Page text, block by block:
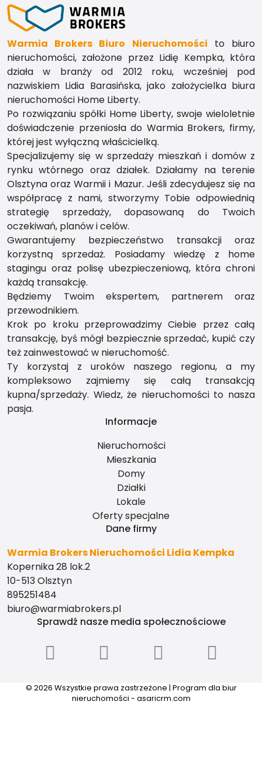
Warmia Brokers Biuro Nieruchomości to biuro
nieruchomości, założone przez Lidię Kempka, która
działa w branży od 2012 roku, wcześniej pod
nazwiskiem Lidia Barasińska, jako założycielka biura
nieruchomości Home Liberty.
Po rozwiązaniu spółki Home Liberty, swoje wieloletnie
doświadczenie przeniosła do Warmia Brokers, firmy,
której jest wyłączną właścicielką.
Specjalizujemy się w sprzedaży mieszkań i domów z
rynku wtórnego oraz działek. Działamy na terenie
Olsztyna oraz Warmii i Mazur. Jeśli zdecydujesz się na
współpracę z nami, stworzymy Tobie odpowiednią
strategię sprzedaży, dopasowaną do Twoich
oczekiwań, planów i celów.
Gwarantujemy bezpieczeństwo transakcji oraz
korzystną sprzedaż. Posiadamy wiedzę z home
stagingu oraz polisę ubezpieczeniową, która chroni
każdą transakcję.
Będziemy Twoim ekspertem, partnerem oraz
przewodnikiem.
Krok po kroku przeprowadzimy Ciebie przez całą
transakcję, byś mógł bezpiecznie sprzedać, kupić czy
też zainwestować w nieruchomość.
Ty korzystaj z uroków naszego regionu, a my
kompleksowo zajmiemy się całą transakcją
kupna/sprzedaży. Wiedz, że nieruchomości to nasza
pasja.
Informacje
Nieruchomości
Mieszkania
Domy
Działki
Lokale
Oferty specjalne
Dane firmy
Warmia Brokers Nieruchomości Lidia Kempka
Kopernika 28 lok.2
10-513 Olsztyn
895251484
biuro@warmiabrokers.pl
Sprawdź nasze media społecznościowe
© 2026 Wszystkie prawa zastrzeżone | Program dla biur
nieruchomości - asaricrm.com